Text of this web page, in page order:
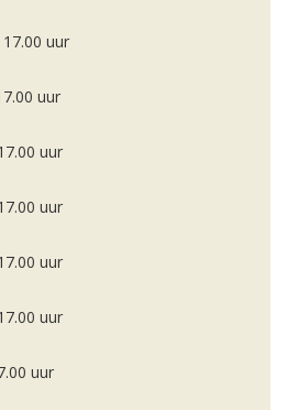
uur
uur
uur
uur
uur
uur
uur